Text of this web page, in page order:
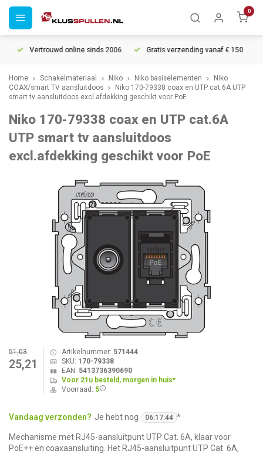
0
Vertrouwd online sinds 2006 Gratis verzending vanaf € 150
Home Schakelmateriaal Niko Niko basiselementen
Niko
COAX/smart TV aansluitdoos
Niko 170-79338 coax en UTP cat.6A UTP
smart tv aansluitdoos excl.afdekking geschikt voor PoE
Niko 170-79338 coax en UTP cat.6A
UTP smart tv aansluitdoos
excl.afdekking geschikt voor PoE
51,03
25,21
Artikelnummer: 571444
SKU: 170-79338
EAN: 5413736390690
Voor 21u besteld, morgen in huis*
Voorraad: 5
Vandaag verzonden? Je hebt nog 06:17:43 *
Mechanisme met RJ45-aansluitpunt UTP Cat. 6A, klaar voor
PoE++ en coaxaansluiting. Het RJ45-aansluitpunt UTP Cat. 6A,